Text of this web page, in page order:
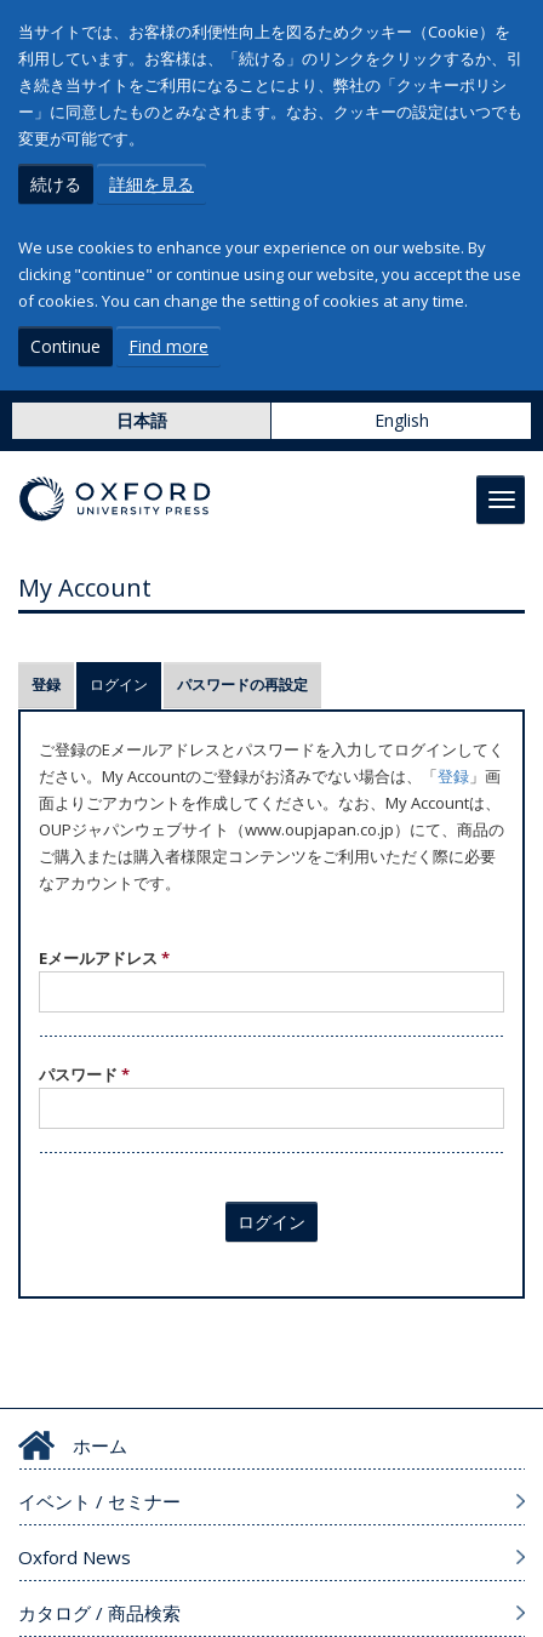
当サイトでは、お客様の利便性向上を図るためクッキー（Cookie）を
利用しています。お客様は、「続ける」のリンクをクリックするか、引
き続き当サイトをご利用になることにより、弊社の「クッキーポリシ
ー」に同意したものとみなされます。なお、クッキーの設定はいつでも
変更が可能です。
続ける 詳細を見る
We use cookies to enhance your experience on our website. By
clicking "continue" or continue using our website, you accept the use
of cookies. You can change the setting of cookies at any time.
Continue Find more
日本語 English
My Account
プ
ラ
マ
リ
ー
タ
ブ
登録 ログイン (アクティブなタブ)
パスワードの再設定
ご登録のEメールアドレスとパスワードを入力してログインしてく
ださい。My Accountのご登録がお済みでない場合は、「登録 」画
面よりごアカウントを作成してください。なお、My Accountは、
OUPジャパンウェブサイト（www.oupjapan.co.jp）にて、商品の
ご購入または購入者様限定コンテンツをご利用いただく際に必要
なアカウントです。
Eメールアドレス *
パスワード *
ログイン
ホーム
イベント / セミナー
Oxford News
カタログ / 商品検索